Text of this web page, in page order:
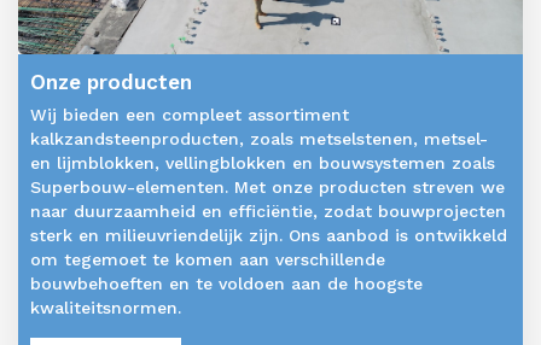
Onze producten
Wij bieden een compleet assortiment
kalkzandsteenproducten, zoals metselstenen, metsel-
en lijmblokken, vellingblokken en bouwsystemen zoals
Superbouw-elementen. Met onze producten streven we
naar duurzaamheid en efficiëntie, zodat bouwprojecten
sterk en milieuvriendelijk zijn. Ons aanbod is ontwikkeld
om tegemoet te komen aan verschillende
bouwbehoeften en te voldoen aan de hoogste
kwaliteitsnormen.